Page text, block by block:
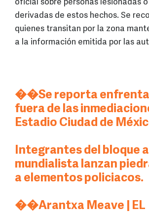
oficial sobre personas lesionadas
derivadas de estos hechos. Se
quienes transitan por la zona
a la información emitida por las
��Se reporta
fuera de las
Estadio Ciudad de
Integrantes del bloque
mundialista lanzan
a elementos policiacos.
��Arantxa Meave | EL